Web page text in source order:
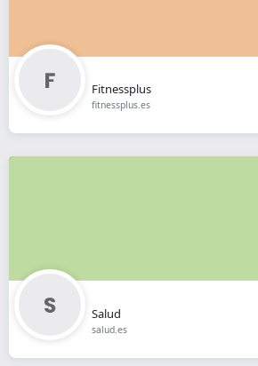
Fitnessplus
fitnessplus.es
Salud
salud.es